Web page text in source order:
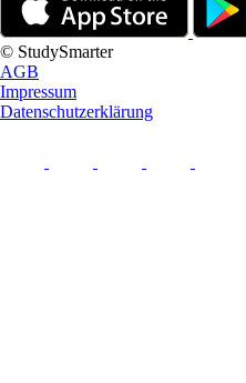
© StudySmarter
AGB
Impressum
Datenschutzerklärung